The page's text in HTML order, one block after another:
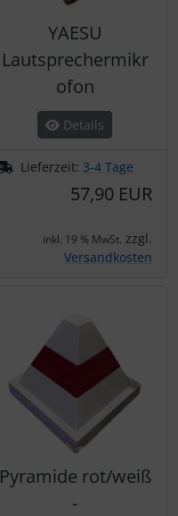
YAESU
Lautsprechermikr
ofon
Details
Lieferzeit: 3-4 Tage
57,90 EUR
inkl. 19 % MwSt. zzgl.
Versandkosten
Pyramide rot/weiß
-